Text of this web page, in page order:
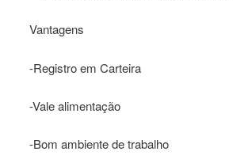
Vantagens
-Registro em Carteira
-Vale alimentação
-Bom ambiente de trabalho